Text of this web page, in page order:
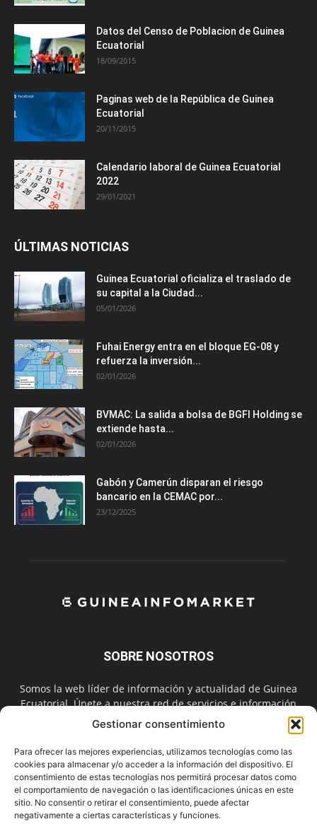
Gestionar consentimiento
Para ofrecer las mejores experiencias, utilizamos tecnologías como las
cookies para almacenar y/o acceder a la información del dispositivo. El
consentimiento de estas tecnologías nos permitirá procesar datos como
el comportamiento de navegación o las identificaciones únicas en este
sitio. No consentir o retirar el consentimiento, puede afectar
negativamente a ciertas características y funciones.
Datos del Censo de Poblacion de Guinea
Ecuatorial
18/09/2015
Paginas web de la República de Guinea
Ecuatorial
20/11/2015
Calendario laboral de Guinea Ecuatorial
2022
29/01/2021
ÚLTIMAS NOTICIAS
Guinea Ecuatorial oficializa el traslado de
su capital a la Ciudad...
05/01/2026
Fuhai Energy entra en el bloque EG-08 y
refuerza la inversión...
02/01/2026
BVMAC: La salida a bolsa de BGFI Holding se
extiende hasta...
02/01/2026
Gabón y Camerún disparan el riesgo
bancario en la CEMAC por...
23/12/2025
SOBRE NOSOTROS
Somos la web líder de información y actualidad de Guinea
Ecuatorial. Únete a nuestra red de servicios e información
digital también en las redes sociales.
Contáctanos:info@guineainfomarket.com
SÍGUENOS